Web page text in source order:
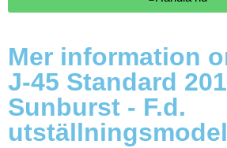
Mer information
J-45 Standard
Sunburst - F.d.